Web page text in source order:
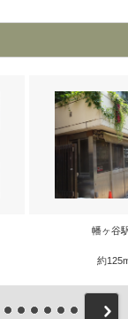
幡ヶ谷
約